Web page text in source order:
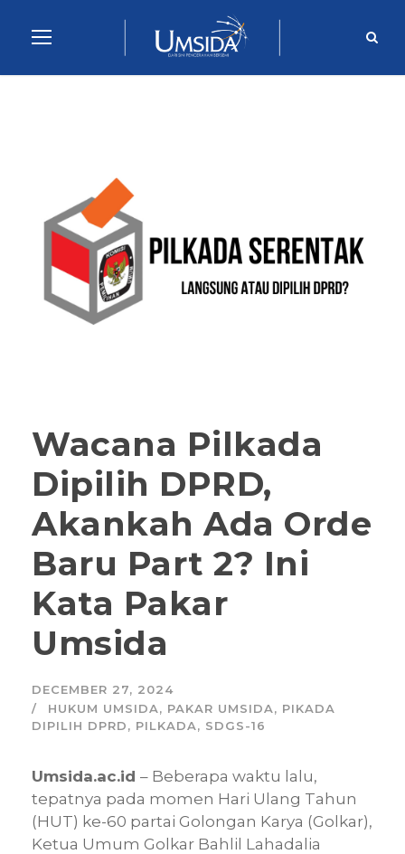
Wacana Pilkada
Dipilih DPRD,
Akankah Ada Orde
Baru Part 2? Ini
Kata Pakar
Umsida
DECEMBER 27, 2024
HUKUM UMSIDA, PAKAR UMSIDA, PIKADA
DIPILIH DPRD, PILKADA, SDGS-16
Umsida.ac.id – Beberapa waktu lalu,
tepatnya pada momen Hari Ulang Tahun
(HUT) ke-60 partai Golongan Karya (Golkar),
Ketua Umum Golkar Bahlil Lahadalia